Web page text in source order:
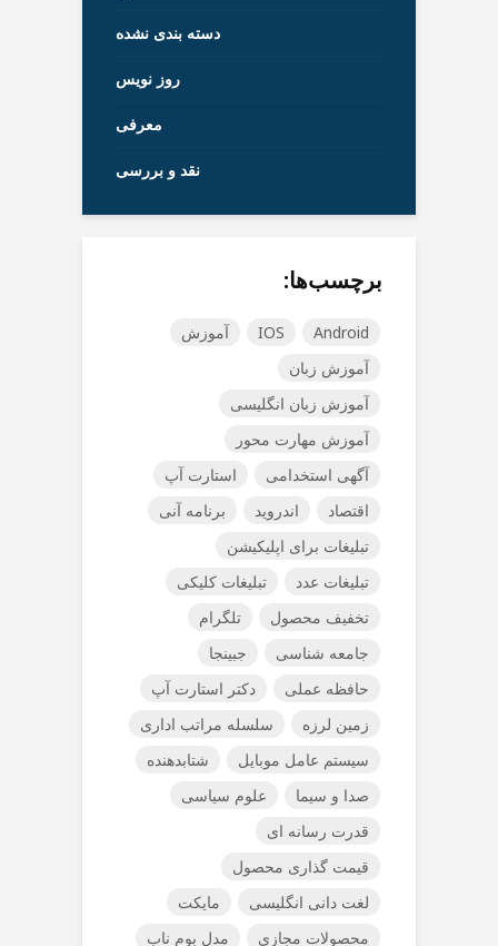
دسته بندی نشده
روز نویس
معرفی
نقد و بررسی
برچسب‌ها:
Android
IOS
آموزش
آموزش زبان
آموزش زبان انگلیسی
آموزش مهارت محور
آگهی استخدامی
استارت آپ
اقتصاد
اندروید
برنامه آنی
تبلیغات برای اپلیکیشن
تبلیغات عدد
تبلیغات کلیکی
تخفیف محصول
تلگرام
جامعه شناسی
جبینجا
حافظه عملی
دکتر استارت آپ
زمین لرزه
سلسله مراتب اداری
سیستم عامل موبایل
شتابدهنده
صدا و سیما
علوم سیاسی
قدرت رسانه ای
قیمت گذاری محصول
لغت دانی انگلیسی
مایکت
محصولات مجازی
مدل بوم ناب